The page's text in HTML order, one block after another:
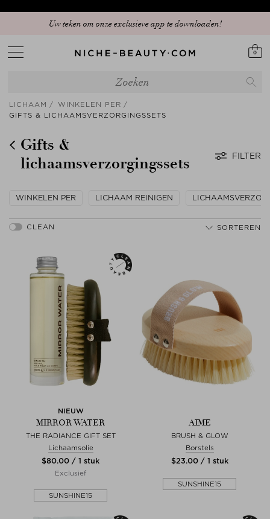
Uw teken om onze exclusieve app te downloaden!
Ontdek onze nieuwe editie: The Anniversary Edit
0
LICHAAM
WINKELEN PER
GIFTS & LICHAAMSVERZORGINGSSETS
Gifts &
lichaamsverzorgingssets
FILTER
WINKELEN PER LICHAAM REINIGEN
SORTEREN
NIEUW
MIRROR WATER
THE RADIANCE GIFT SET
Lichaamsolie
$‌80.00 / 1 stuk
Exclusief
SUNSHINE15
AIME
BRUSH & GLOW
Borstels
$‌23.00 / 1 stuk
SUNSHINE15